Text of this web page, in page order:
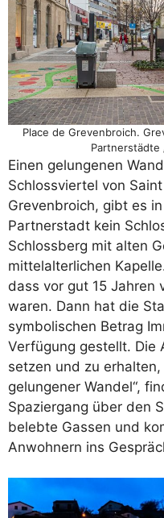
Place de Grevenbroich.
Einen gelungenen
Schlossviertel von
Grevenbroich, gibt es
Partnerstadt kein
Schlossberg mit alten
mittelalterlichen
dass vor gut 15 Jahren
waren. Dann hat die
symbolischen Betrag
Verfügung gestellt. Die
setzen und zu
gelungener Wandel“,
Spaziergang über den
belebte Gassen und
Anwohnern ins